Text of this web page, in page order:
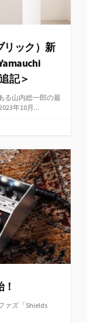
リック）新
記＞
る山内総一郎の最
年10月...
ァズ「Shields